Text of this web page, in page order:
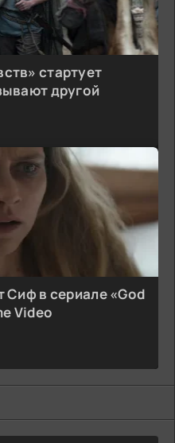
стартует
другой
Сиф в сериале «God
Video